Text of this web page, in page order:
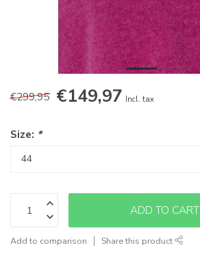
€299,95 €149,97 Incl. tax
Size: *
ADD TO CART
Add to comparison Share this product